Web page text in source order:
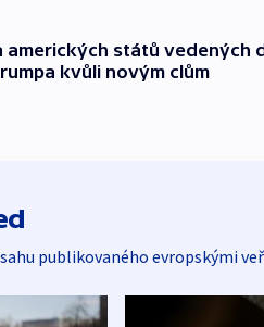
amerických států vedených
kvůli novým clům
publikovaného evropskými